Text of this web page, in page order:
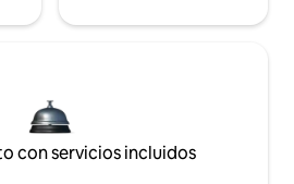
con servicios incluidos